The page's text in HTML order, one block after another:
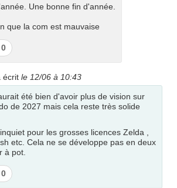
Une bonne fin d'année.
que la com est mauvaise
J’aime
0
écrit le 12/06 à 10:43
été bien d'avoir plus de vision sur
de 2027 mais cela reste très solide
pour les grosses licences Zelda ,
etc. Cela ne se développe pas en deux
à pot.
J’aime
0